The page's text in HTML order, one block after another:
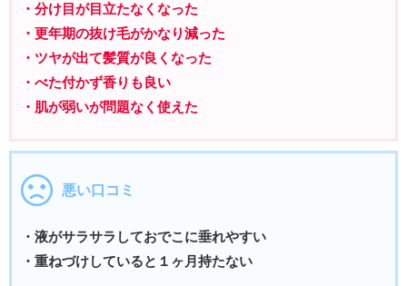
・分け目が目立たなくなった
・更年期の抜け毛がかなり減った
・ツヤが出て髪質が良くなった
・べた付かず香りも良い
・肌が弱いが問題なく使えた
悪い口コミ
・液がサラサラしておでこに垂れやすい
・重ねづけしていると１ヶ月持たない